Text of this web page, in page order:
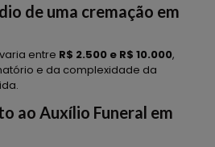
de uma cremação em
entre R$ 2.500 e R$ 10.000,
e da complexidade da
ao Auxílio Funeral em